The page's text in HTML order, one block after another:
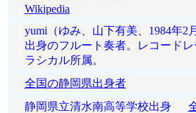
Wikipedia
yumi（ゆみ、山下有美、1984年2
出身のフルート奏者。レコード
ラシカル所属。
全国の静岡県出身者
静岡県立清水南高等学校出身